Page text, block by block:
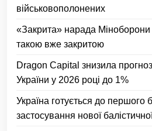
військовополонених
«Закрита» нарада
такою вже закритою
Dragon Capital знизила
України у 2026 році до 1%
Україна готується до першого
застосування нової